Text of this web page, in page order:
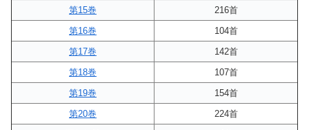
第15巻
216首
第16巻
104首
第17巻
142首
第18巻
107首
第19巻
154首
第20巻
224首